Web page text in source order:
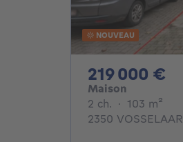
NOUVEAU
219 000 €
Maison
2 ch. 2 chambres
· 103 m²
2350 VOSSELAAR